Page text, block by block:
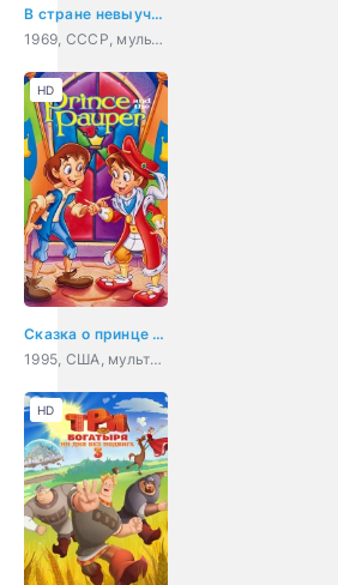
В стране невыученных уроков
1969, СССР, мультфильм, детский, короткометражка
Сказка о принце и нищем
1995, США, мультфильм, семейный
HD
HD